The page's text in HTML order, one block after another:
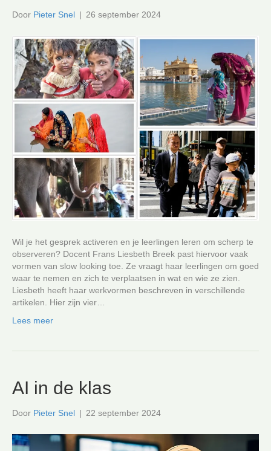
Door Pieter Snel | 26 september 2024
Wil je het gesprek activeren en je leerlingen leren om scherp te
observeren? Docent Frans Liesbeth Breek past hiervoor vaak
vormen van slow looking toe. Ze vraagt haar leerlingen om goed
waar te nemen en zich te verplaatsen in wat en wie ze zien.
Liesbeth heeft haar werkvormen beschreven in verschillende
artikelen. Hier zijn vier…
Lees meer
AI in de klas
Door Pieter Snel | 22 september 2024